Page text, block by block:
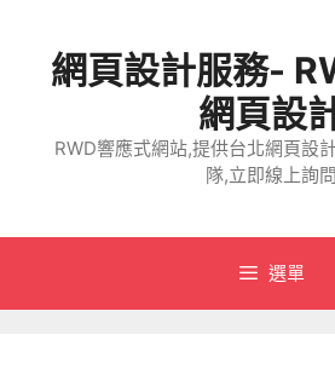
網頁設計服務-
網頁設
RWD響應式網站,提供台北網頁設
隊,立即線上詢問
選單